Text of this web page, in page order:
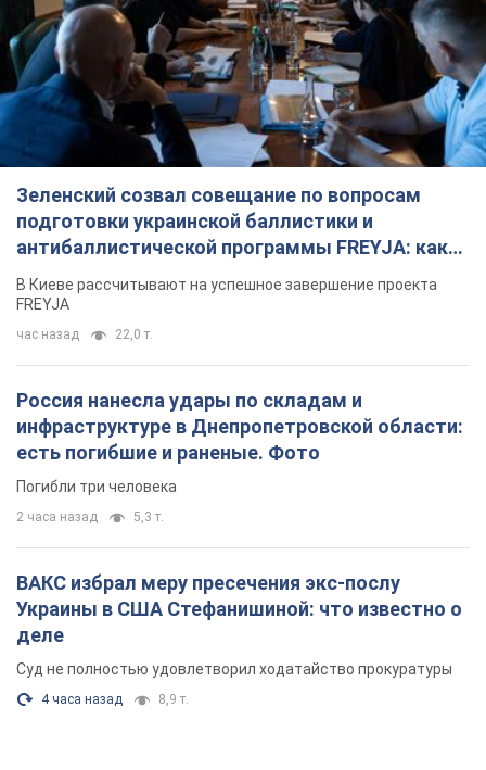
Зеленский созвал совещание по вопросам
подготовки украинской баллистики и
антибаллистической программы FREYJA: какие
решения готовятся
В Киеве рассчитывают на успешное завершение проекта
FREYJA
час назад 22,0 т.
Россия нанесла удары по складам и
инфраструктуре в Днепропетровской области:
есть погибшие и раненые. Фото
Погибли три человека
2 часа назад 5,3 т.
ВАКС избрал меру пресечения экс-послу
Украины в США Стефанишиной: что известно о
деле
Суд не полностью удовлетворил ходатайство прокуратуры
4 часа назад 8,9 т.